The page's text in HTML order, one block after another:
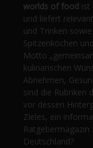
worlds of food ist
und liefert
und Trinken
Spitzenköchen
Motto
kulinarischen
Abnehmen,
sind die Rubriken
vor dessen
Zieles, ein
Ratgebermagazin
Deutschland?